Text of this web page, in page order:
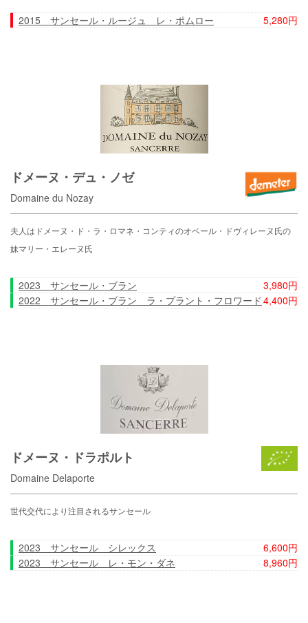
2015 サンセール・ルージュ レ・ポムロー 5,280円
ドメーヌ・デュ・ノゼ
Domaine du Nozay
夫人はドメーヌ・ド・ラ・ロマネ・コンティのオベール・ドヴィレーヌ氏の
妹マリー・エレーヌ氏
2023 サンセール・ブラン
3,980円
2022 サンセール・ブラン ラ・プラント・フロワード 4,400円
ドメーヌ・ドラポルト
Domaine Delaporte
世代交代により注目されるサンセール
2023 サンセール シレックス
6,600円
2023 サンセール レ・モン・ダネ
8,960円